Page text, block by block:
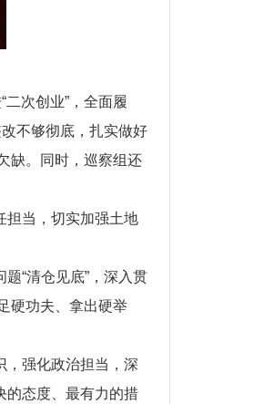
次创业”，全面履
不够彻底，扎实做好
缺。同时，巡察组还
担当，切实加强土地
“清仓见底”，深入贯
硬功夫、拿出硬举
，强化政治担当，深
的态度、最有力的措